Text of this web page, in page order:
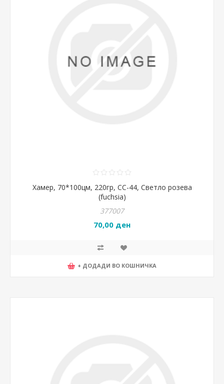
Хамер, 70*100цм, 220гр, CC-44, Светло розева
(fuchsia)
377007
70,00 ден
+ ДОДАДИ ВО КОШНИЧКА